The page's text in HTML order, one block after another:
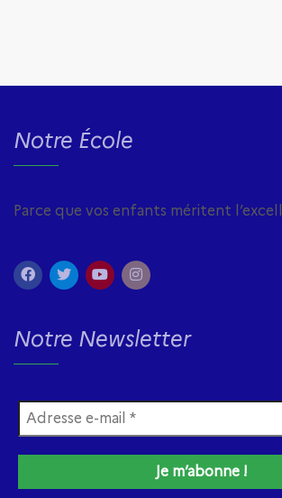
Notre École
Parce que vos enfants méritent
Notre Newsletter